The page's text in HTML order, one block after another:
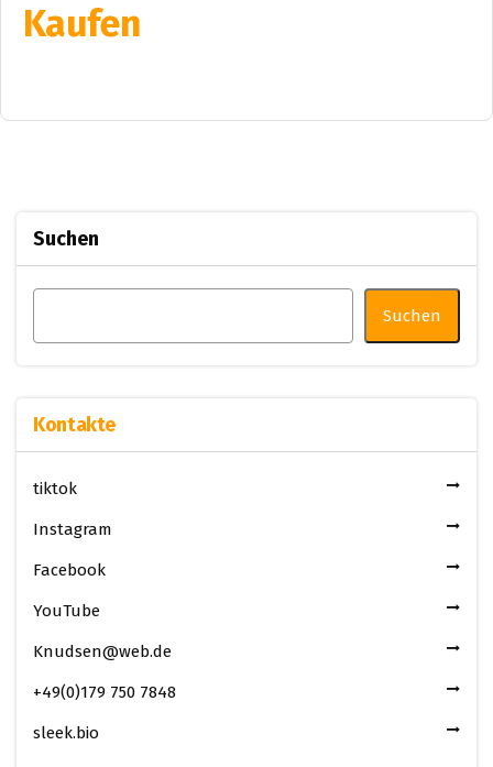
Kaufen
Suchen
Suchen
Kontakte
tiktok
Instagram
Facebook
YouTube
Knudsen@web.de
+49(0)179 750 7848
sleek.bio